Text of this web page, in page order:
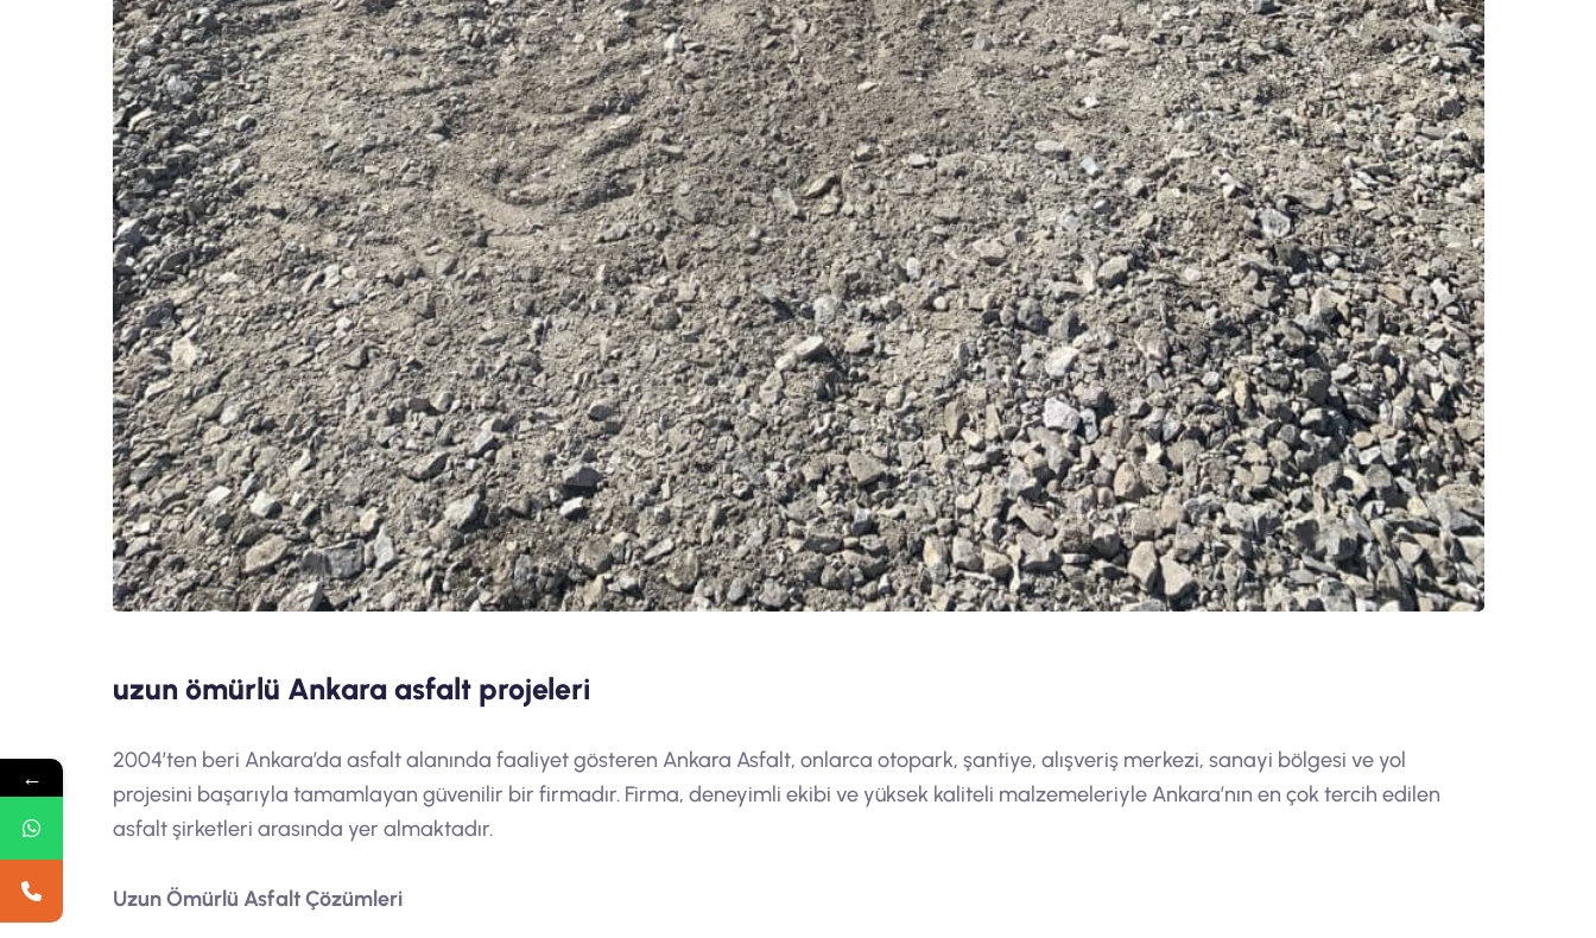
uzun ömürlü Ankara asfalt projeleri
2004’ten beri Ankara’da asfalt alanında faaliyet gösteren Ankara Asfalt, onlarca otopark, şantiye, alışveriş merkezi, sanayi bölgesi ve yol
projesini başarıyla tamamlayan güvenilir bir firmadır. Firma, deneyimli ekibi ve yüksek kaliteli malzemeleriyle Ankara’nın en çok tercih edilen
asfalt şirketleri arasında yer almaktadır.
Uzun Ömürlü Asfalt Çözümleri
←